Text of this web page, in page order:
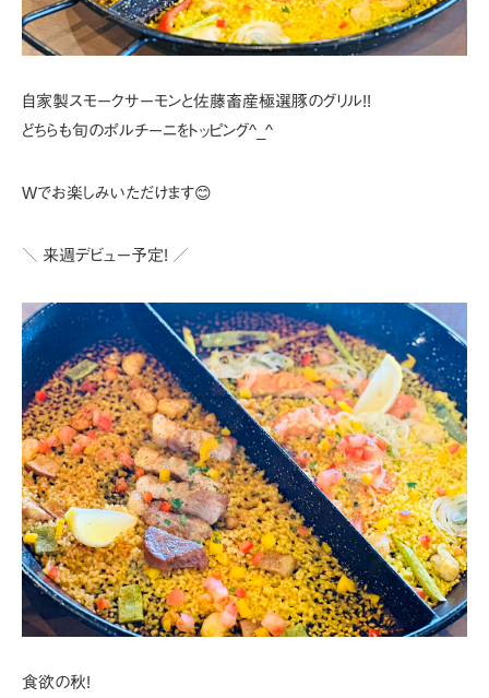
自家製スモークサーモンと佐藤畜産極選豚のグリル!!
どちらも旬のポルチーニをトッピング^_^
Wでお楽しみいただけます😊
＼ 来週デビュー予定! ／
食欲の秋!